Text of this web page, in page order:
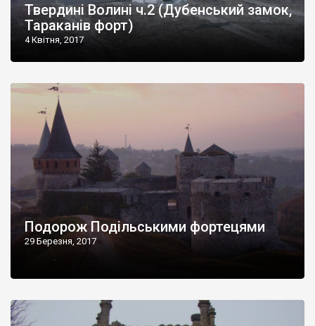
Твердині Волині ч.2 (Дубенський замок,
Тараканів форт)
4 Квітня, 2017
Подорож Подільськими фортецями
29 Березня, 2017